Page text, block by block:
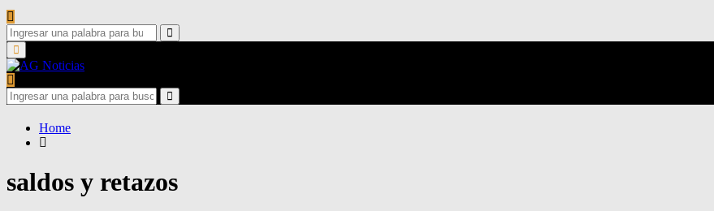
Search
for:
Search
Primary
Menu
Search
for:
Search
Home
saldos y retazos